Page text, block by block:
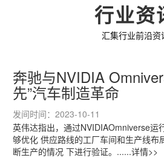
行业资
汇集行业前沿资
奔驰与NVIDIA
先”汽车制造革命
发间时间：2023-10-11
英伟达指出，通过NVIDIAOmniverse运
够优化 供应路线的工厂车间和生产线布
断生产的情况 下进行验证。......详情>>